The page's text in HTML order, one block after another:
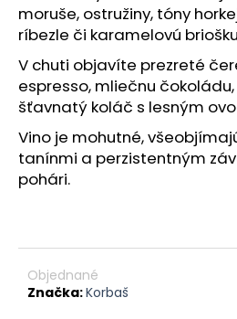
moruše, ostružiny, tóny
ríbezle či karamelovú
V chuti objavíte prezreté
espresso, mliečnu
šťavnatý koláč s lesným
Vino je mohutné,
tanínmi a perzistentným
pohári.
Objednané
Značka:Korbaš
HĽADAŤ
O
d
p
o
r
ú
m
e